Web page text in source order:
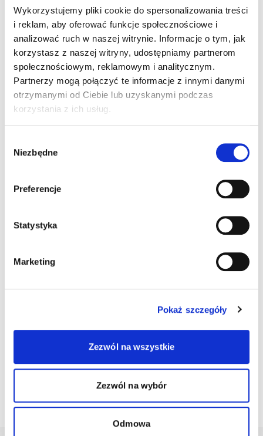
Wykorzystujemy pliki cookie do spersonalizowania treści
i reklam, aby oferować funkcje społecznościowe i
analizować ruch w naszej witrynie. Informacje o tym, jak
korzystasz z naszej witryny, udostępniamy partnerom
społecznościowym, reklamowym i analitycznym.
Partnerzy mogą połączyć te informacje z innymi danymi
otrzymanymi od Ciebie lub uzyskanymi podczas
korzystania z ich usług.
zgody
Niezbędne
Preferencje
Statystyka
Marketing
Pokaż szczegóły
Zezwól na wszystkie
Zezwól na wybór
Odmowa
Wydrukuj plakat
Pobierz list
Pobierz obrazek